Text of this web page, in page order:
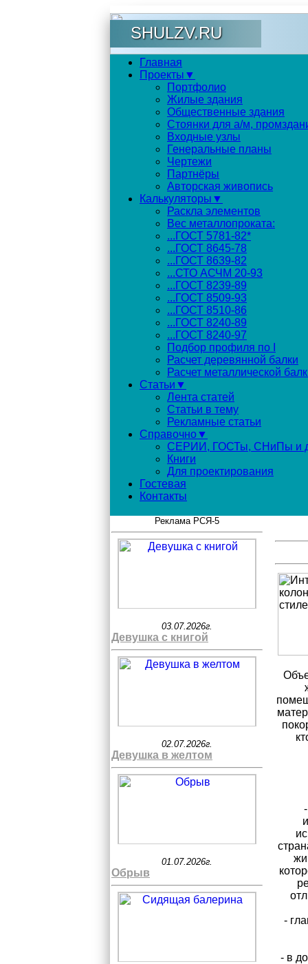
SHULZV.RU
Главная
Проекты▼
Портфолио
Жилые здания
Общественные здания
Стоянки для а/м,
Входные узлы
Генеральные планы
Чертежи
Партнёры
Авторская живопись
Калькуляторы▼
Раскла элементов
Вес металлопроката:
...ГОСТ 5781-82*
...ГОСТ 8645-78
...ГОСТ 8639-82
...СТО АСЧМ 20-93
...ГОСТ 8239-89
...ГОСТ 8509-93
...ГОСТ 8510-86
...ГОСТ 8240-89
...ГОСТ 8240-97
Подбор профиля по I
Расчет деревянной балки
Расчет металлической
Статьи▼
Лента статей
Статьи в тему
Рекламные статьи
Справочно▼
СЕРИИ, ГОСТы, СНиПы и
Книги
Для проектирования
Гостевая
Контакты
-
- в
Реклама РСЯ-5
03.07.2026г.
Девушка с книгой
02.07.2026г.
Девушка в желтом
01.07.2026г.
Обрыв